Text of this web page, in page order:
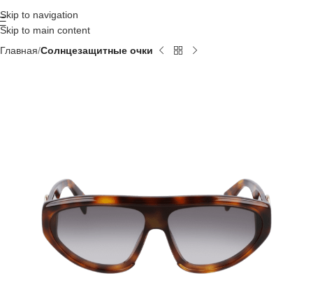
Skip to navigation
Skip to main content
Главная Солнцезащитные очки